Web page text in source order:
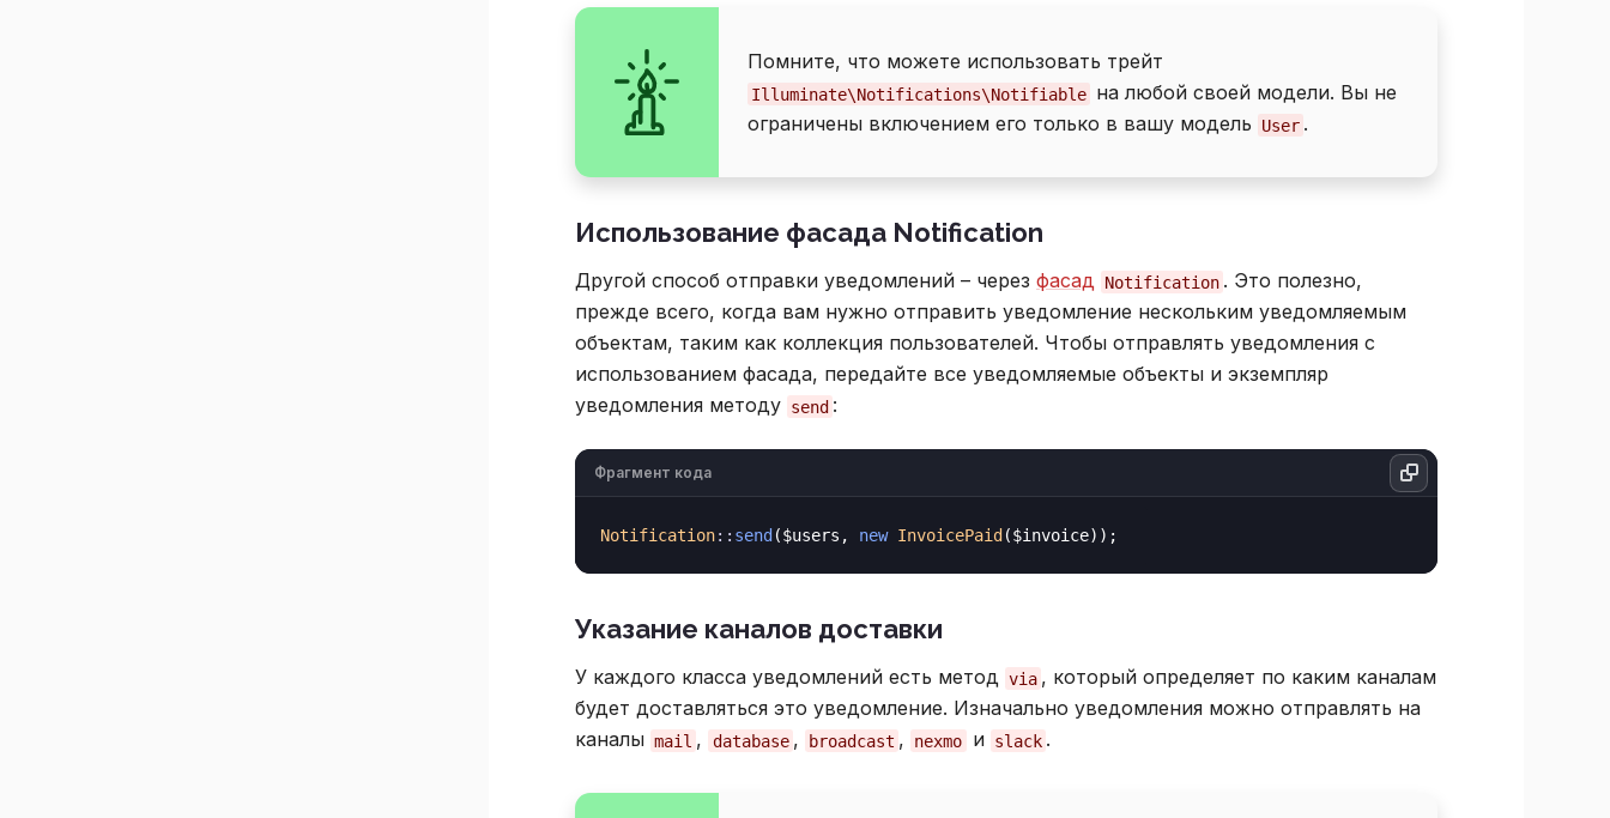
Помните, что можете использовать трейт
Illuminate\Notifications\Notifiable на любой своей модели. Вы не
ограничены включением его только в вашу модель
User .
Использование фасада Notification
Другой способ отправки уведомлений – через фасад Notification . Это полезно,
прежде всего, когда вам нужно отправить уведомление нескольким уведомляемым
объектам, таким как коллекция пользователей. Чтобы отправлять уведомления с
использованием фасада, передайте все уведомляемые объекты и экземпляр
уведомления методу send :
Фрагмент кода
Notification:: send ($users, new InvoicePaid
Указание каналов доставки
У каждого класса уведомлений есть метод via , который определяет по каким каналам
будет доставляться это уведомление. Изначально уведомления можно отправлять на
каналы mail , database , broadcast , nexmo и slack .